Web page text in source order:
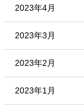
2023年4月
2023年3月
2023年2月
2023年1月